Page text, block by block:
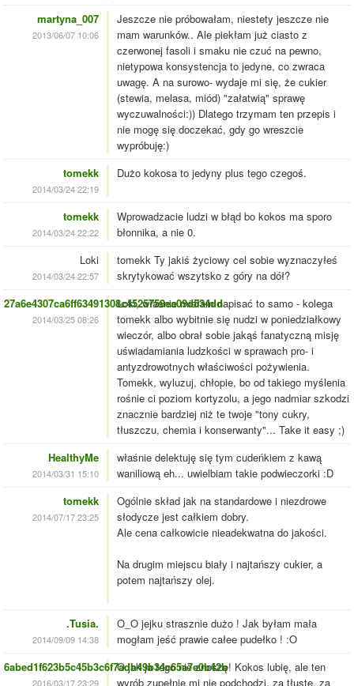
martyna_007
2013/06/07 10:06
Jeszcze nie próbowałam, niestety jeszcze nie
mam warunków.. Ale piekłam już ciasto z
czerwonej fasoli i smaku nie czuć na pewno,
nietypowa konsystencja to jedyne, co zwraca
uwagę. A na surowo- wydaje mi się, że cukier
(stewia, melasa, miód) "załatwią" sprawę
wyczuwalności:)) Dlatego trzymam ten przepis i
nie mogę się doczekać, gdy go wreszcie
wypróbuję:)
tomekk
2014/03/24 22:19
Dużo kokosa to jedyny plus tego czegoś.
tomekk
2014/03/24 22:22
Wprowadzacie ludzi w błąd bo kokos ma sporo
błonnika, a nie 0.
Loki
2014/03/24 22:57
tomekk Ty jakiś życiowy cel sobie wyznaczyłeś
skrytykować wszytsko z góry na dół?
27a6e4307ca6ff63491308c4525759ea09d534dd
2014/03/25 08:26
Loki, własnie miałam napisać to samo - kolega
tomekk albo wybitnie się nudzi w poniedziałkowy
wieczór, albo obrał sobie jakąś fanatyczną misję
uświadamiania ludzkości w sprawach pro- i
antyzdrowotnych właściwości pożywienia.
Tomekk, wyluzuj, chłopie, bo od takiego myślenia
rośnie ci poziom kortyzolu, a jego nadmiar szkodzi
znacznie bardziej niż te twoje "tony cukry,
tłuszczu, chemia i konserwanty"... Take it easy ;)
HealthyMe
2014/03/31 15:10
właśnie delektuję się tym cudeńkiem z kawą
waniliową eh... uwielbiam takie podwieczorki :D
tomekk
2014/07/17 23:25
Ogólnie skład jak na standardowe i niezdrowe
słodycze jest całkiem dobry.
Ale cena całkowicie nieadekwatna do jakości.
Na drugim miejscu biały i najtańszy cukier, a
potem najtańszy olej.
.Tusia.
2014/09/09 14:38
O_O jejku strasznie dużo ! Jak byłam mała
mogłam jeść prawie całee pudełko ! :O
6abed1f623b5c45b3c6f7adb49b34c65a7e0b42b
2016/03/17 23:29
O jak ja tego nie znoszę! Kokos lubię, ale ten
wyrób zupełnie mi nie podchodzi, za tłuste, za